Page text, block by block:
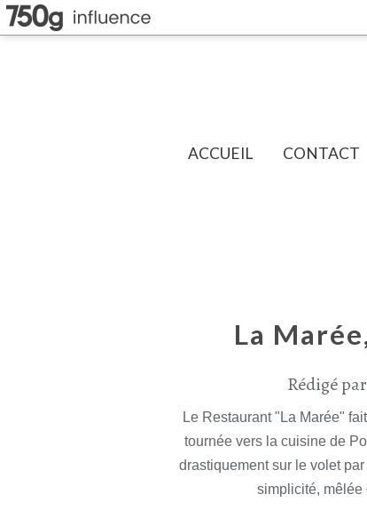
ACCUEIL CONTACT
La
Rédigé
Le Restaurant "La Marée"
tournée vers la cuisine de
drastiquement sur le volet
simplicité, mêlée